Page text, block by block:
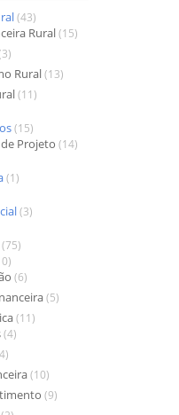
(43)
Rural(15)
Rural(13)
(11)
(15)
Projeto (14)
(1)
(3)
(75)
(6)
(5)
(11)
(4)
(10)
(9)